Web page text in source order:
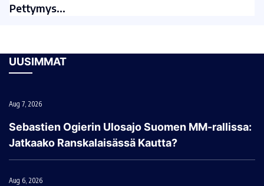
Pettymys…
UUSIMMAT
Aug 7, 2026
Sebastien Ogierin Ulosajo Suomen MM-rallissa:
Jatkaako Ranskalaisässä Kautta?
Aug 6, 2026